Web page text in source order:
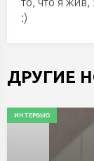
:)
ДРУГИЕ
ИНТЕРВЬЮ